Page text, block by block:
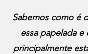
Sabemos como é
essa papelada e
principalmente